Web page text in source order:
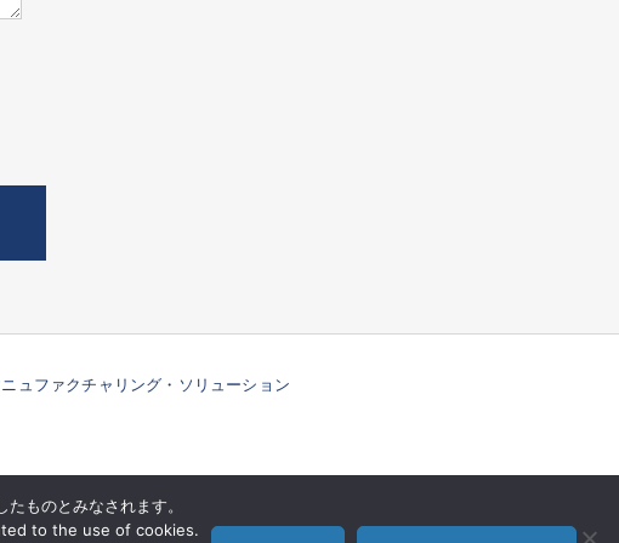
ニュファクチャリング・ソリューション
ニュース 企業情報
ものとみなされます。
to the use of cookies.